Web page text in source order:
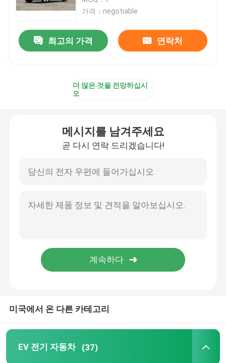
SUV 전기 자동차
폭스바겐사 EV 자동차
EV 고급 승용차
전기 화물 세발 자전거
가격：negotiable
최고의 가격 연락처
더 많은 것을 전망하십시
오
메시지를 남겨주세요
곧 다시 연락 드리겠습니다!
미국에서 온 다른 카테고리
EV 전기 자동차 (37)